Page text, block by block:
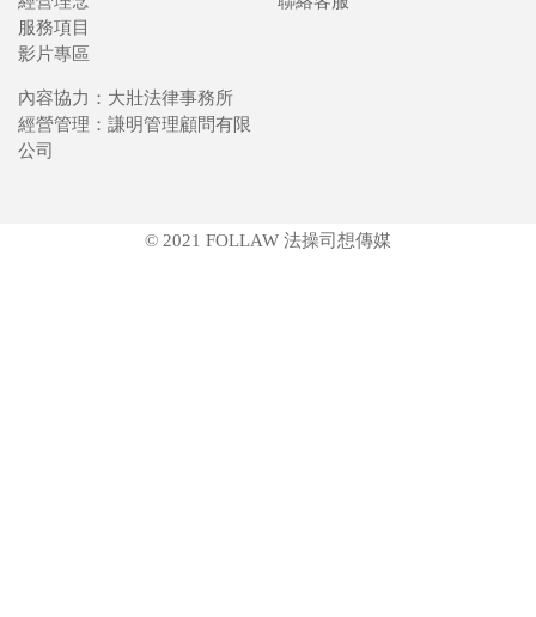
服務項目
影片專區
內容協力：大壯法律事務所
經營管理：謙明管理顧問有限
公司
© 2021 FOLLAW 法操司想傳媒